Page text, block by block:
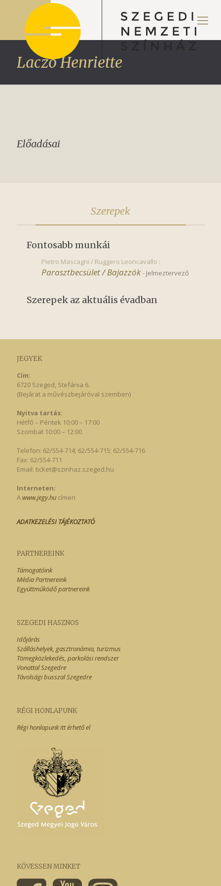
Laczó Henriette
Előadásai
Szerepek
Fontosabb munkái
Pietro Mascagni / Ruggero Leoncavallo :
Parasztbecsület / Bajazzók - Jelmeztervező
Szerepek az aktuális évadban
JEGYEK
Cím:
6720 Szeged, Stefánia 6.
(Bejárat a művészbejáróval szemben)
Nyitva tartás:
Hétfő – Péntek 10:00 – 17:00
Szombat 10:00 – 12:00
Telefon: 62/554-714; 62/554-715; 62/554-716
Fax: 62/554-711
Email: ticket@szinhaz.szeged.hu
Interneten:
Awww.jegy.hucímen
ADATKEZELÉSI TÁJÉKOZTATÓ
PARTNEREINK
Támogatóink
Média Partnereink
Együttműködő partnereink
SZEGEDI HASZNOS
Időjárás
Szálláshelyek, gasztronómia, turizmus
Tömegközlekedés, parkolási rendszer
Vonattal Szegedre
Távolsági busszal Szegedre
RÉGI HONLAPUNK
Régi honlapunk itt érhető el
KÖVESSEN MINKET